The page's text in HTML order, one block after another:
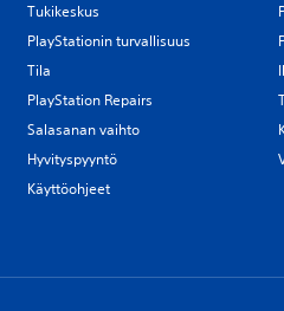
Tukikeskus
PlayStationin turvallisuus
Tila
PlayStation Repairs
Salasanan vaihto
Hyvityspyyntö
Käyttöohjeet